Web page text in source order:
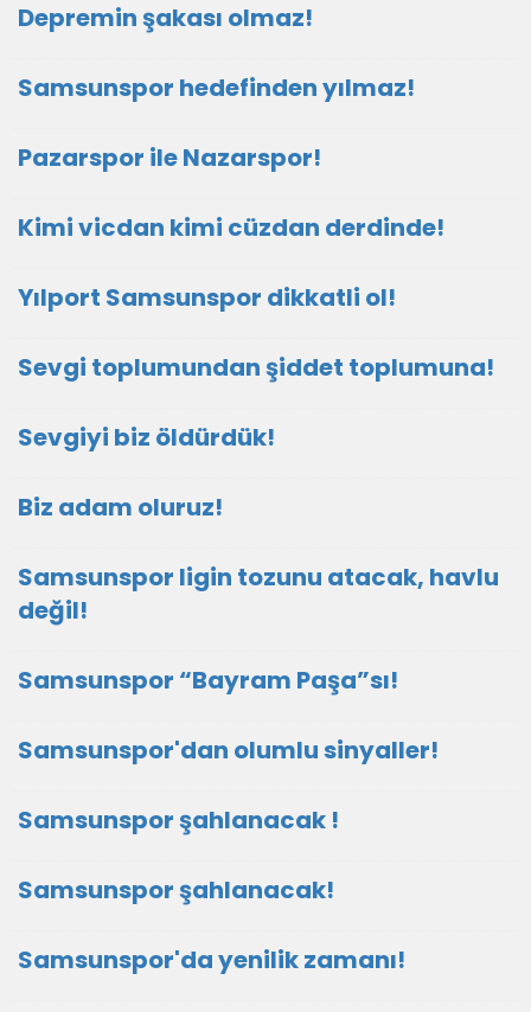
Depremin şakası olmaz!
Samsunspor hedefinden yılmaz!
Pazarspor ile Nazarspor!
Kimi vicdan kimi cüzdan derdinde!
Yılport Samsunspor dikkatli ol!
Sevgi toplumundan şiddet toplumuna!
Sevgiyi biz öldürdük!
Biz adam oluruz!
Samsunspor ligin tozunu atacak, havlu
değil!
Samsunspor “Bayram Paşa”sı!
Samsunspor'dan olumlu sinyaller!
Samsunspor şahlanacak !
Samsunspor şahlanacak!
Samsunspor'da yenilik zamanı!